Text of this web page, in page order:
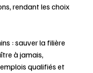
rendant les choix
: sauver la filière
à jamais,
qualifiés et